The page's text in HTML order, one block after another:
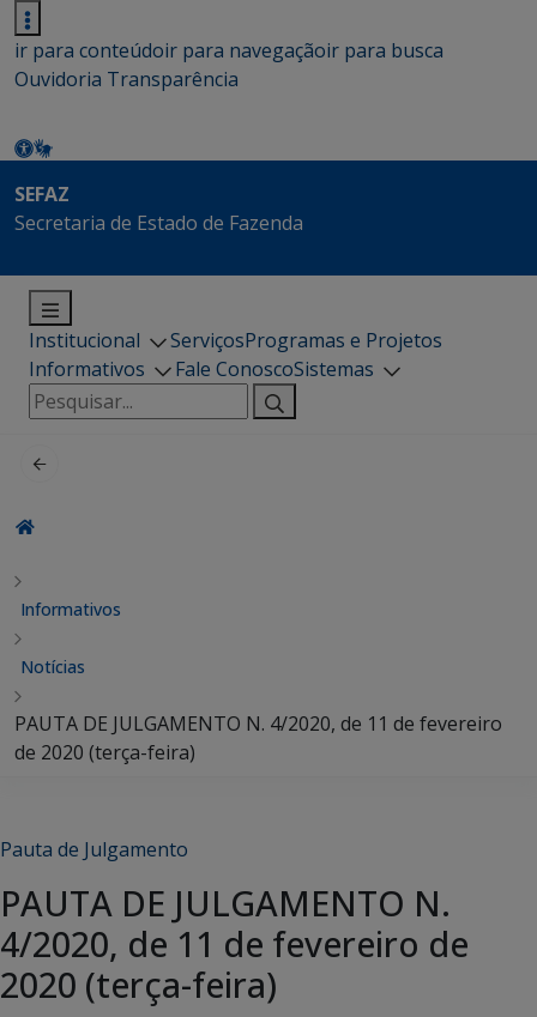
ir para conteúdoir para navegaçãoir para busca
Ouvidoria Transparência
SEFAZ
Secretaria de Estado de Fazenda
Institucional ServiçosProgramas e Projetos
Informativos
Fale ConoscoSistemas
Pesquisar
por:
Informativos
Notícias
PAUTA DE JULGAMENTO N. 4/2020, de 11 de fevereiro
de 2020 (terça-feira)
Pauta de Julgamento
PAUTA DE JULGAMENTO N.
4/2020, de 11 de fevereiro de
2020 (terça-feira)